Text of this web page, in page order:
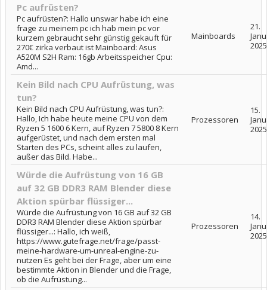
Pc aufrüsten?
Pc aufrüsten?: Hallo unswar habe ich eine
frage zu meinem pc ich hab mein pc vor
kurzem gebraucht sehr günstig gekauft für
270€ zirka verbaut ist Mainboard: Asus
A520M S2H Ram: 16gb Arbeitsspeicher Cpu:
Amd...
Mainboards
21.
2025
Kein Bild nach CPU Aufrüstung, was
tun?
Kein Bild nach CPU Aufrüstung, was tun?:
Hallo, Ich habe heute meine CPU von dem
Ryzen 5 1600 6 Kern, auf Ryzen 7 5800 8 Kern
aufgerüstet, und nach dem ersten mal
Starten des PCs, scheint alles zu laufen,
außer das Bild. Habe...
Prozessoren
15.
2025
Würde die Aufrüstung von 16 GB
auf 32 GB DDR3 RAM Blender diese
Aktion spürbar flüssiger...
Würde die Aufrüstung von 16 GB auf 32 GB
DDR3 RAM Blender diese Aktion spürbar
flüssiger...: Hallo, ich weiß,
https://www.gutefrage.net/frage/passt-
meine-hardware-um-unreal-engine-zu-
nutzen Es geht bei der Frage, aber um eine
bestimmte Aktion in Blender und die Frage,
ob die Aufrüstung...
Prozessoren
14.
2025